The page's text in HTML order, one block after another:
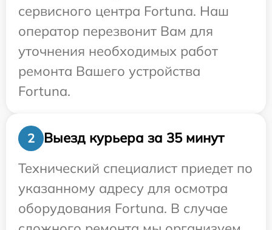
сервисного центра Fortuna. Наш
оператор перезвонит Вам для
уточнения необходимых работ
ремонта Вашего устройства
Fortuna.
2
Выезд курьера за 35 минут
Технический специалист приедет по
указанному адресу для осмотра
оборудования Fortuna. В случае